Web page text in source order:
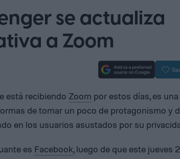
se actualiza
a Zoom
está recibiendo Zoom por estos días, es una
de tomar un poco de protagonismo y
en los usuarios asustados por su
es Facebook, luego de que este jueves 2